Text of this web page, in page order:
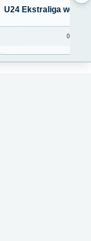
U24 Ekstraliga we